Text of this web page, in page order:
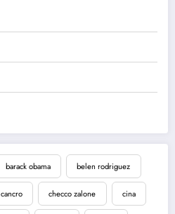
barack obama belen rodriguez
cancro checco zalone cina